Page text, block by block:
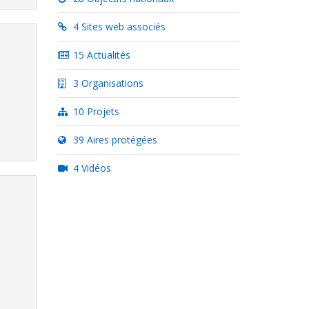
4 Sites web associés
15 Actualités
3 Organisations
10 Projets
39 Aires protégées
4 Vidéos